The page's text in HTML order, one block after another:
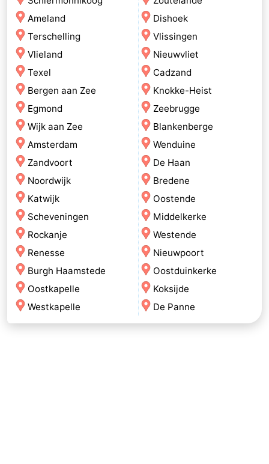
Ameland
Terschelling
Vlieland
Texel
Bergen aan Zee
Egmond
Wijk aan Zee
Amsterdam
Zandvoort
Noordwijk
Katwijk
Scheveningen
Rockanje
Renesse
Burgh Haamstede
Oostkapelle
Westkapelle
Dishoek
Vlissingen
Nieuwvliet
Cadzand
Knokke-Heist
Zeebrugge
Blankenberge
Wenduine
De Haan
Bredene
Oostende
Middelkerke
Westende
Nieuwpoort
Oostduinkerke
Koksijde
De Panne